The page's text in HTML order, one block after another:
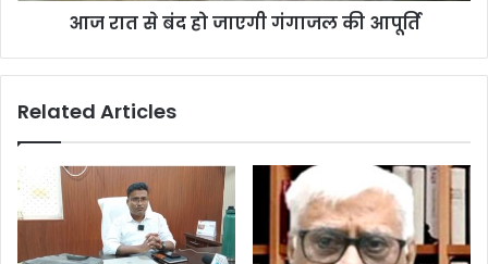
आज रात से बंद हो जाएगी गंगाजल की आपूर्ति
Related Articles